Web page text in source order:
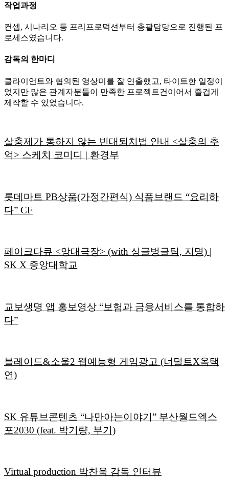
작업과정
컨셉, 시나리오 등 프리프로덕션부터 총괄담당으로 진행된 프
로세스였습니다.
감독의 한마디
클라이언트와 협의된 영상미를 잘 연출했고, 타이트한 일정이
었지만 많은 관계자분들이 만족한 프로젝트건이어서 즐겁게
제작할 수 있었습니다.
살충제가 통하지 않는 빈대퇴치법 안내 <살충의 추
억> 스케치 코미디 | 환경부
롯데마트 PB상품(가정간편식) 식품브랜드 “요리하
다” CF
페이크다큐 <앙대극장> (with 싱글벙글팀, 지명) |
SK X 중앙대학교
교보생명 앱 홍보영상 “보험과 금융서비스를 통합하
다”
블레이드&소울2 웹예능형 게임광고 (너덜트X옥택
연)
SK 유튜브콘텐츠 “나만아는이야기” 부산월드엑스
포2030 (feat. 박기량, 부기)
Virtual production 박찬욱 감독 인터뷰